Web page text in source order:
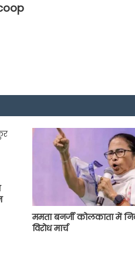
ममता बनर्जी कोलकाता में
विरोध मार्च